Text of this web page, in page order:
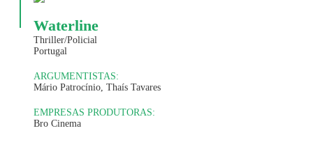
Waterline
Thriller/Policial
Portugal
ARGUMENTISTAS:
Mário Patrocínio, Thaís Tavares
EMPRESAS PRODUTORAS:
Bro Cinema